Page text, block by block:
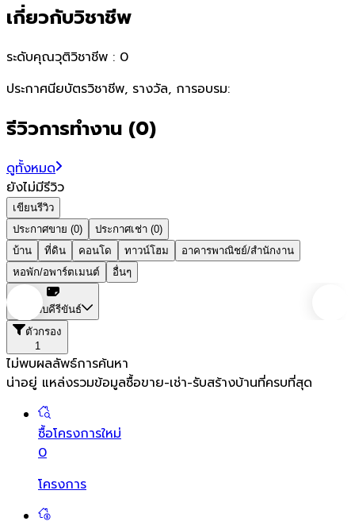
เกี่ยวกับวิชาชีพ
ระดับคุณวุติวิชาชีพ : 0
ประกาศนียบัตรวิชาชีพ, รางวัล, การอบรม:
รีวิวการทำงาน (0)
ดูทั้งหมด
ยังไม่มีรีวิว
เขียนรีวิว
ประกาศขาย (0)
ประกาศเช่า (0)
บ้าน
ที่ดิน คอนโด ทาวน์โฮม
อาคารพาณิชย์/สำนักงาน
หอพัก/อพาร์ตเมนต์
อื่นๆ
ประจวบคีรีขันธ์
ตัวกรอง
1
ไม่พบผลลัพธ์การค้นหา
น่าอยู่ แหล่งรวมข้อมูลซื้อขาย-เช่า-รับสร้างบ้านที่ครบที่สุด
ซื้อโครงการใหม่
0
โครงการ